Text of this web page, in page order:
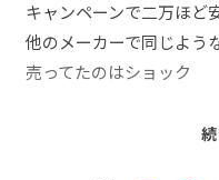
キャンペーンで二万ほど
他のメーカーで同じよう
売ってたのはショック
ただ買ってから二か月ほ